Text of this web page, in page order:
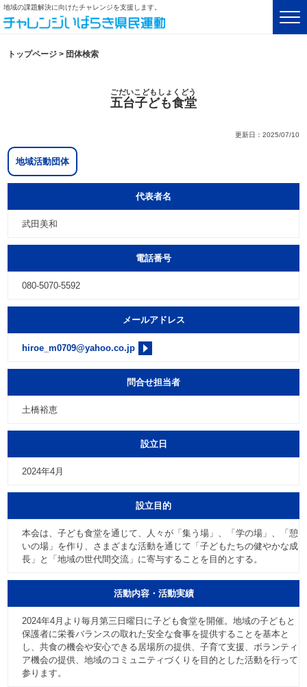
地域の課題解決に向けたチャレンジを支援します。
トップページ > 団体検索
五台子ども食堂
ごだいこどもしょくどう
更新日：2025/07/10
地域活動団体
代表者名
武田美和
電話番号
080-5070-5592
メールアドレス
hiroe_m0709@yahoo.co.jp
問合せ担当者
土橋裕恵
設立日
2024年4月
設立目的
本会は、子ども食堂を通じて、人々が「集う場」、「学の場」、「憩
いの場」を作り、さまざまな活動を通じて「子どもたちの健やかな成
長」と「地域の世代間交流」に寄与することを目的とする。
活動内容・活動実績
2024年4月より毎月第三日曜日に子ども食堂を開催。地域の子どもと
保護者に栄養バランスの取れた安全な食事を提供することを基本と
し、共食の機会や安心できる居場所の提供、子育て支援、ボランティ
ア機会の提供、地域のコミュニティづくりを目的とした活動を行って
参ります。